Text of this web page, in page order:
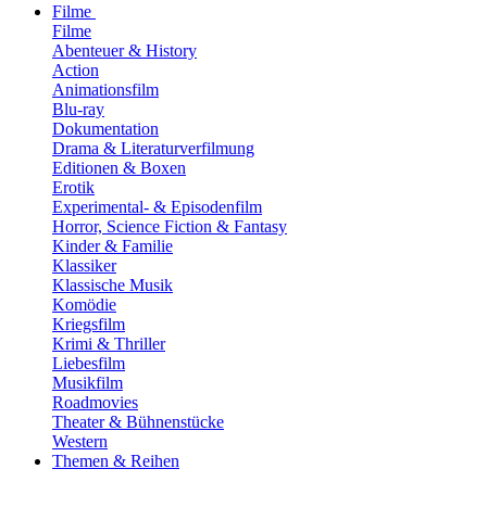
Filme
Filme
Abenteuer & History
Action
Animationsfilm
Blu-ray
Dokumentation
Drama & Literaturverfilmung
Editionen & Boxen
Erotik
Experimental- & Episodenfilm
Horror, Science Fiction & Fantasy
Kinder & Familie
Klassiker
Klassische Musik
Komödie
Kriegsfilm
Krimi & Thriller
Liebesfilm
Musikfilm
Roadmovies
Theater & Bühnenstücke
Western
Themen & Reihen